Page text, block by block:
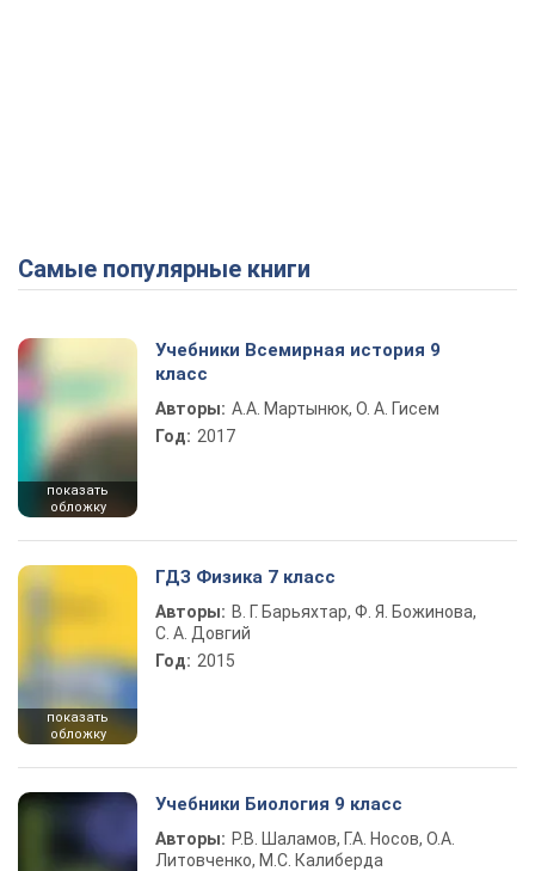
Самые популярные книги
показать
обложку
Учебники Всемирная история 9
класс
Авторы: А.А. Мартынюк, О. А. Гисем
Год: 2017
показать
обложку
ГДЗ Физика 7 класс
Авторы: В. Г. Барьяхтар, Ф. Я. Божинова,
С. А. Довгий
Год: 2015
Учебники Биология 9 класс
Авторы: Р.В. Шаламов, Г.А. Носов, О.А.
Литовченко, М.С. Калиберда